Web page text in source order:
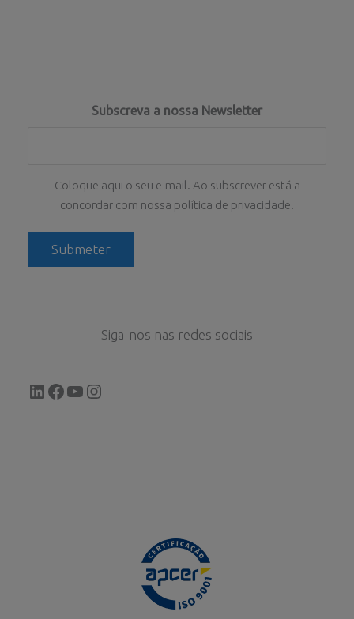
Subscreva a nossa Newsletter
Coloque aqui o seu e-mail. Ao subscrever está a
concordar com nossa política de privacidade.
Siga-nos nas redes sociais
LinkedIn
Facebook
YouTube
Instagram